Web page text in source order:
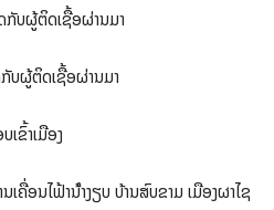
ບຜູ້ຕິດເຊື້ອຜ່ານມາ
ບຜູ້ຕິດເຊື້ອຜ່ານມາ
ຂົ້າເມືອງ
ເຄື່ອນໄຟ້ານ້ໍາງຽບ ບ້ານສົບຂາມ ເມືອງຜາໄຊ